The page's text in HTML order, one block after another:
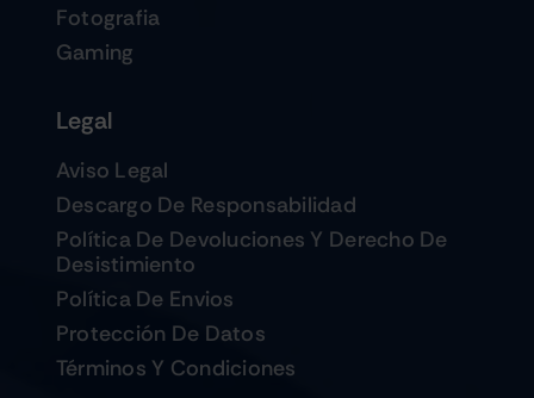
Fotografia
Gaming
Legal
Aviso Legal
Descargo De Responsabilidad
Política De Devoluciones Y Derecho De
Desistimiento
Política De Envios
Protección De Datos
Términos Y Condiciones